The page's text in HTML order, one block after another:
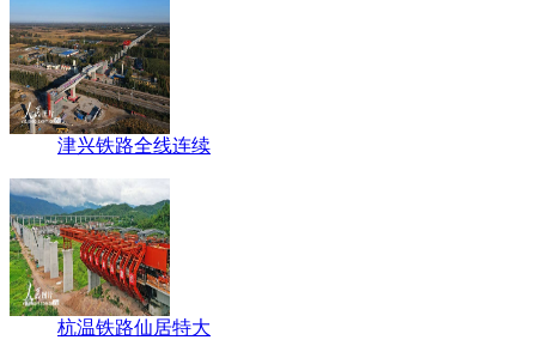
津兴铁路全线连续
杭温铁路仙居特大